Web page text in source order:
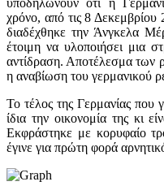
υποδηλώνουν ότι η
χρόνο, από τις 8
διαδέχθηκε την Άνγκελα
έτοιμη να υλοποιήσει μια
αντίδραση. Αποτέλεσμα των
η αναβίωση του γερμανικού
Το τέλος της Γερμανίας που
ίδια την οικονομία της κι
Εκφράστηκε με κορυφαίο
έγινε για πρώτη φορά